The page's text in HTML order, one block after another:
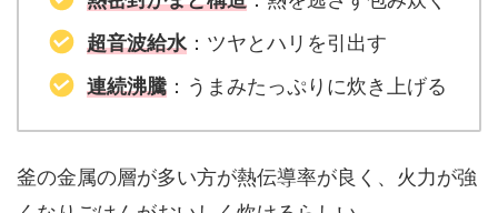
超音波給水：ツヤとハリを引出す
連続沸騰：うまみたっぷりに炊き上げる
釜の金属の層が多い方が熱伝導率が良く、火力が強